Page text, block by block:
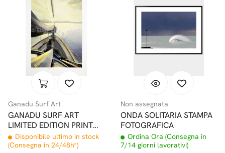
Ganadu Surf Art
GANADU SURF ART
LIMITED EDITION PRINT
#9 32x46,5CM
Disponibile ultimo in stock
(Consegna in 24/48h*)
Non assegnata
ONDA SOLITARIA STAMPA
FOTOGRAFICA
Ordina Ora (Consegna in
7/14 giorni lavorativi)